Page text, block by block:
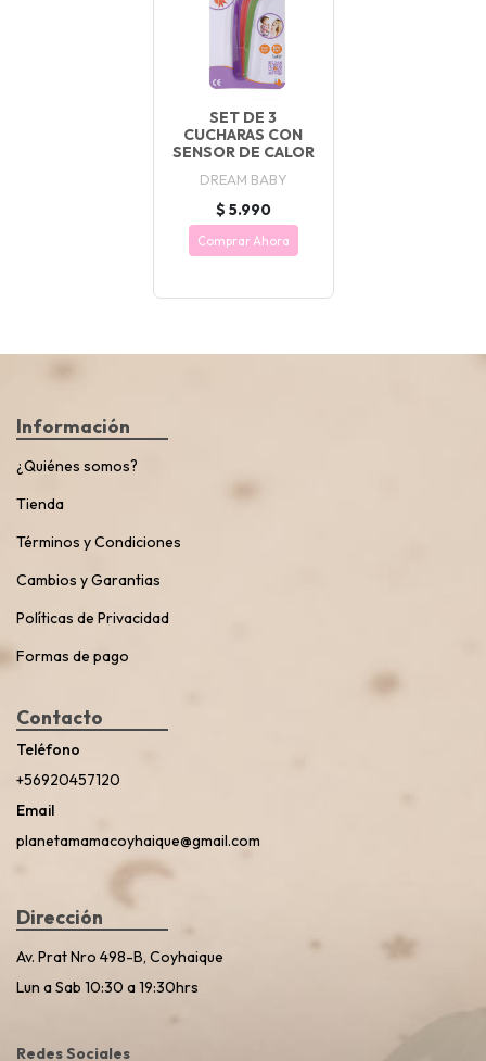
SET DE 3
CUCHARAS CON
SENSOR DE CALOR
DREAM BABY
$ 5.990
Comprar Ahora
Información
¿Quiénes somos?
Tienda
Términos y Condiciones
Cambios y Garantias
Políticas de Privacidad
Formas de pago
Contacto
Teléfono
+56920457120
Email
planetamamacoyhaique@gmail.com
Dirección
Av. Prat Nro 498-B, Coyhaique
Lun a Sab 10:30 a 19:30hrs
Redes Sociales